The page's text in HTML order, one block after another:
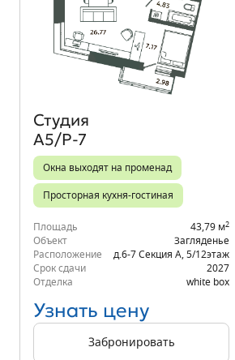
Объект месяца
Студия
А5/Р-7
Окна выходят на променад
Просторная кухня-гостиная
Площадь 43,79 м2
Объект
Загляденье
Расположение
д.6-7 Секция А 5/12этаж
Срок сдачи
2027
Отделка
white box
Узнать цену
Забронировать